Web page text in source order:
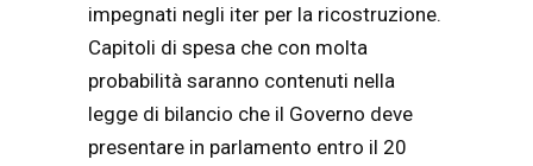
impegnati negli iter per la ricostruzione.
Capitoli di spesa che con molta
probabilità saranno contenuti nella
legge di bilancio che il Governo deve
presentare in parlamento entro il 20